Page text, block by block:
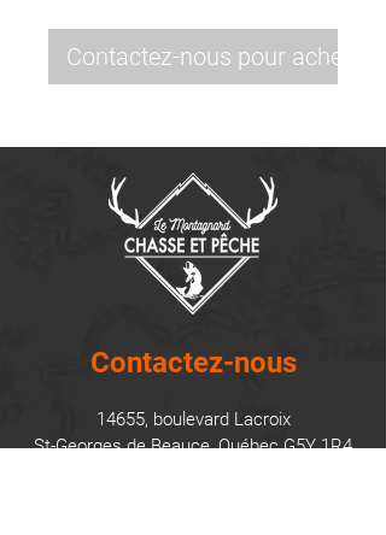
Contactez-nous pour acheter
Contactez-nous
14655, boulevard Lacroix
St-Georges de Beauce, Québec G5Y 1R4